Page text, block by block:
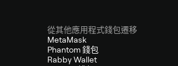
從其他應用程式錢包遷移
MetaMask
Phantom 錢包
Rabby Wallet